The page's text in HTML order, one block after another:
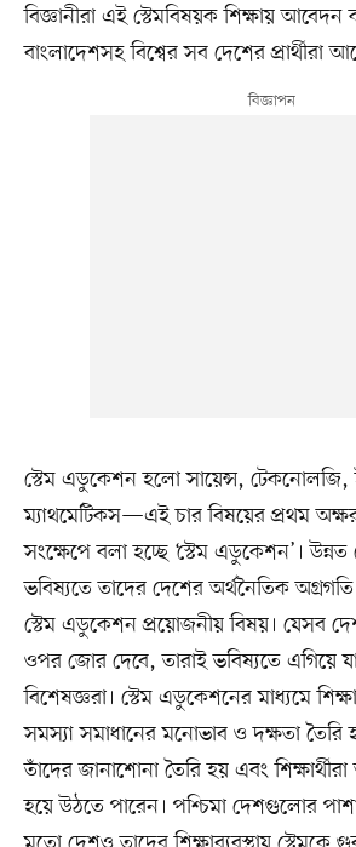
বিজ্ঞানীরা এই স্টেমবিষয়ক শিক্ষায় আবেদন
বাংলাদেশসহ বিশ্বের সব দেশের প্রার্থীরা
স্টেম এডুকেশন হলো সায়েন্স, টেকনোলজি,
ম্যাথমেটিকস—এই চার বিষয়ের প্রথম
সংক্ষেপে বলা হচ্ছে ‘স্টেম এডুকেশন’।
ভবিষ্যতে তাদের দেশের অর্থনৈতিক
স্টেম এডুকেশন প্রয়োজনীয় বিষয়। যেসব
ওপর জোর দেবে, তারাই ভবিষ্যতে এগিয়ে
বিশেষজ্ঞরা। স্টেম এডুকেশনের মাধ্যমে
সমস্যা সমাধানের মনোভাব ও দক্ষতা তৈরি
তাঁদের জানাশোনা তৈরি হয় এবং
হয়ে উঠতে পারেন। পশ্চিমা দেশগুলোর